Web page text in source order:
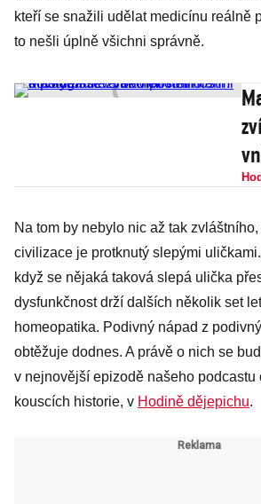
kteří se snažili udělat medicínu reálně
to nešli úplně všichni správně.
Na tom by nebylo nic až tak
civilizace je protknutý slepými
když se nějaká taková slepá ulička
dysfunkčnost drží dalších několik set
homeopatika. Podivný nápad z
obtěžuje dodnes. A právě o nich se
v nejnovější epizodě našeho
kouscích historie, v Hodině dějepichu.